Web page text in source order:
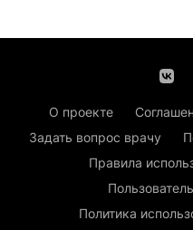
О проекте
Задать вопрос врачу
Правила
Политика